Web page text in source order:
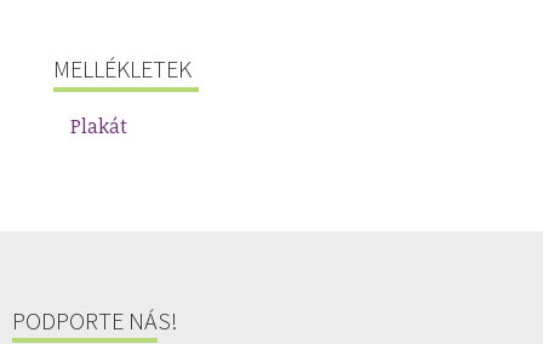
MELLÉKLETEK
Plakát
PODPORTE NÁS!